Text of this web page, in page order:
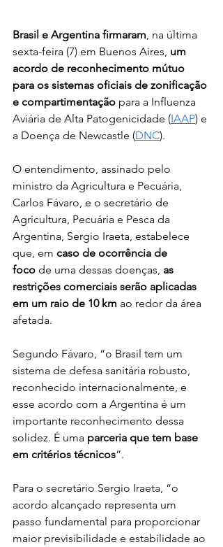
Brasil e Argentina firmaram , na última
sexta-feira (7) em Buenos Aires, um
acordo de reconhecimento mútuo
para os sistemas oficiais de zonificação
e compartimentação para a Influenza
Aviária de Alta Patogenicidade (IAAP) e
a Doença de Newcastle (DNC).
O entendimento, assinado pelo
ministro da Agricultura e Pecuária,
Carlos Fávaro, e o secretário de
Agricultura, Pecuária e Pesca da
Argentina, Sergio Iraeta, estabelece
que, em caso de ocorrência de
foco de uma dessas doenças, as
restrições comerciais serão aplicadas
em um raio de 10 km ao redor da área
afetada.
Segundo Fávaro, “o Brasil tem um
sistema de defesa sanitária robusto,
reconhecido internacionalmente, e
esse acordo com a Argentina é um
importante reconhecimento dessa
solidez. É uma parceria que tem base
em critérios técnicos”.
Para o secretário Sergio Iraeta, “o
acordo alcançado representa um
passo fundamental para proporcionar
maior previsibilidade e estabilidade ao